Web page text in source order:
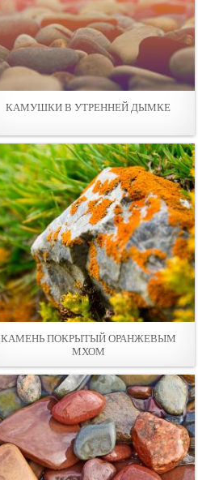
КАМУШКИ В УТРЕННЕЙ ДЫМКЕ
КАМЕНЬ ПОКРЫТЫЙ ОРАНЖЕВЫМ
МХОМ